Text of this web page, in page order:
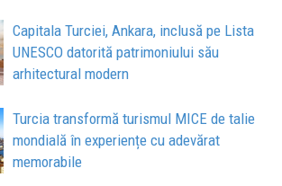
Capitala Turciei, Ankara, inclusă pe Lista
UNESCO datorită patrimoniului său
arhitectural modern
Turcia transformă turismul MICE de talie
mondială în experiențe cu adevărat
memorabile